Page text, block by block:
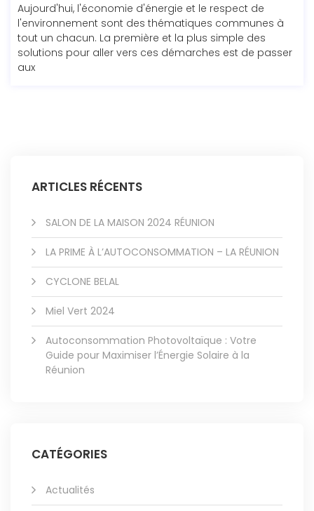
Aujourd'hui, l'économie d'énergie et le respect de
l'environnement sont des thématiques communes à
tout un chacun. La première et la plus simple des
solutions pour aller vers ces démarches est de passer
aux
ARTICLES RÉCENTS
SALON DE LA MAISON 2024 RÉUNION
LA PRIME À L’AUTOCONSOMMATION – LA RÉUNION
CYCLONE BELAL
Miel Vert 2024
Autoconsommation Photovoltaïque : Votre
Guide pour Maximiser l’Énergie Solaire à la
Réunion
CATÉGORIES
Actualités